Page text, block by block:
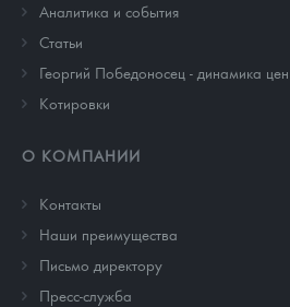
Аналитика и события
Cтатьи
Георгий Победоносец - динамика цен
Котировки
О КОМПАНИИ
Контакты
Наши преимущества
Письмо директору
Пресс-служба